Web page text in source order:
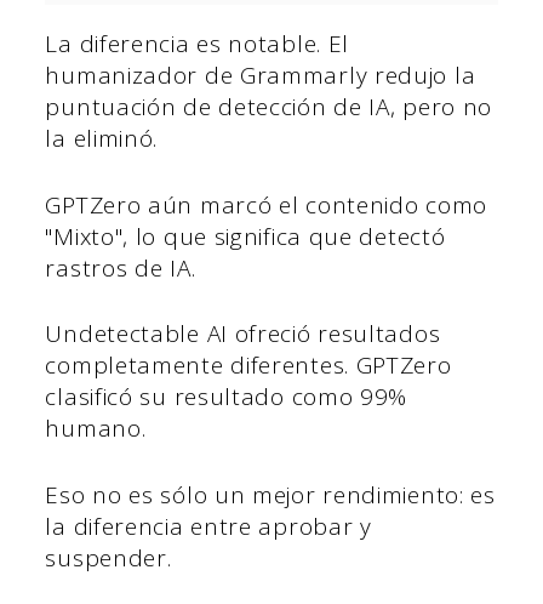
La diferencia es notable. El
humanizador de Grammarly redujo la
puntuación de detección de IA, pero no
la eliminó.
GPTZero aún marcó el contenido como
"Mixto", lo que significa que detectó
rastros de IA.
Undetectable AI ofreció resultados
completamente diferentes. GPTZero
clasificó su resultado como 99%
humano.
Eso no es sólo un mejor rendimiento: es
la diferencia entre aprobar y
suspender.